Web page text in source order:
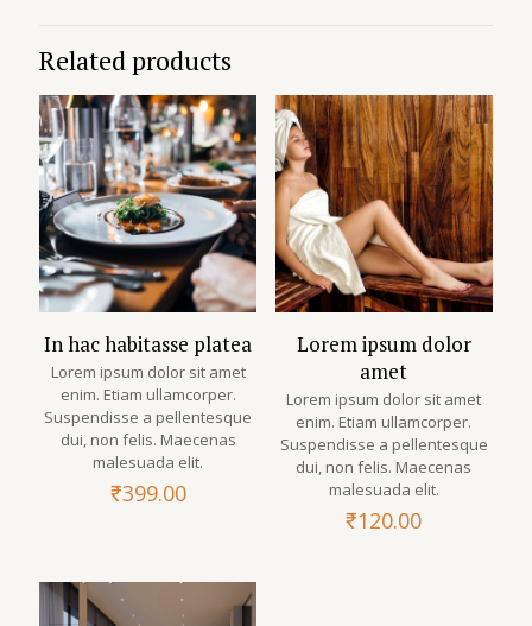
Related products
In hac habitasse platea
Lorem ipsum dolor sit amet
enim. Etiam ullamcorper.
Suspendisse a pellentesque
dui, non felis. Maecenas
malesuada elit.
₹399.00
Lorem ipsum dolor
amet
Lorem ipsum dolor sit amet
enim. Etiam ullamcorper.
Suspendisse a pellentesque
dui, non felis. Maecenas
malesuada elit.
₹120.00